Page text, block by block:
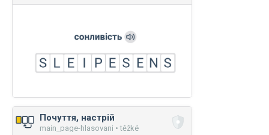
Почуття, настрій
main_page-hlasovani • těžké